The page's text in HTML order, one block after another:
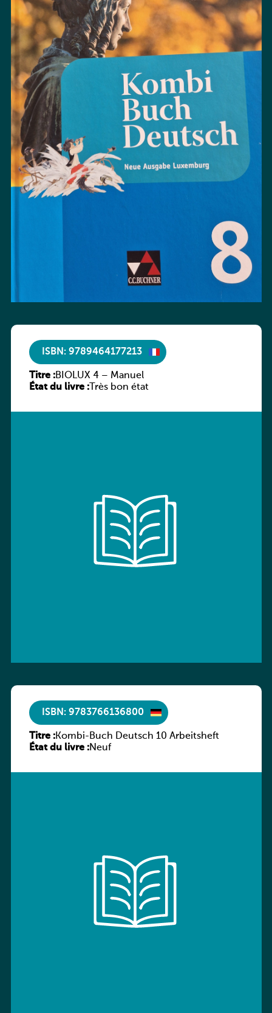
ISBN: 9789464177213
Titre :BIOLUX 4 – Manuel
État du livre :Très bon état
ISBN: 9783766136800
Titre :Kombi-Buch Deutsch 10 Arbeitsheft
État du livre :Neuf